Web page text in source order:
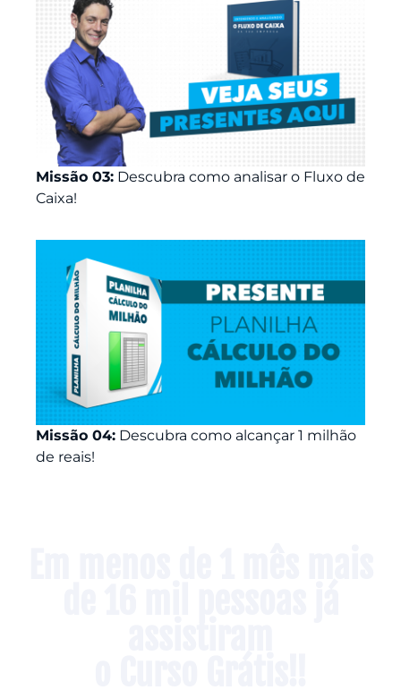
Missão 03: Descubra como analisar o Fluxo de
Caixa!
Missão 04: Descubra como alcançar 1 milhão
de reais!